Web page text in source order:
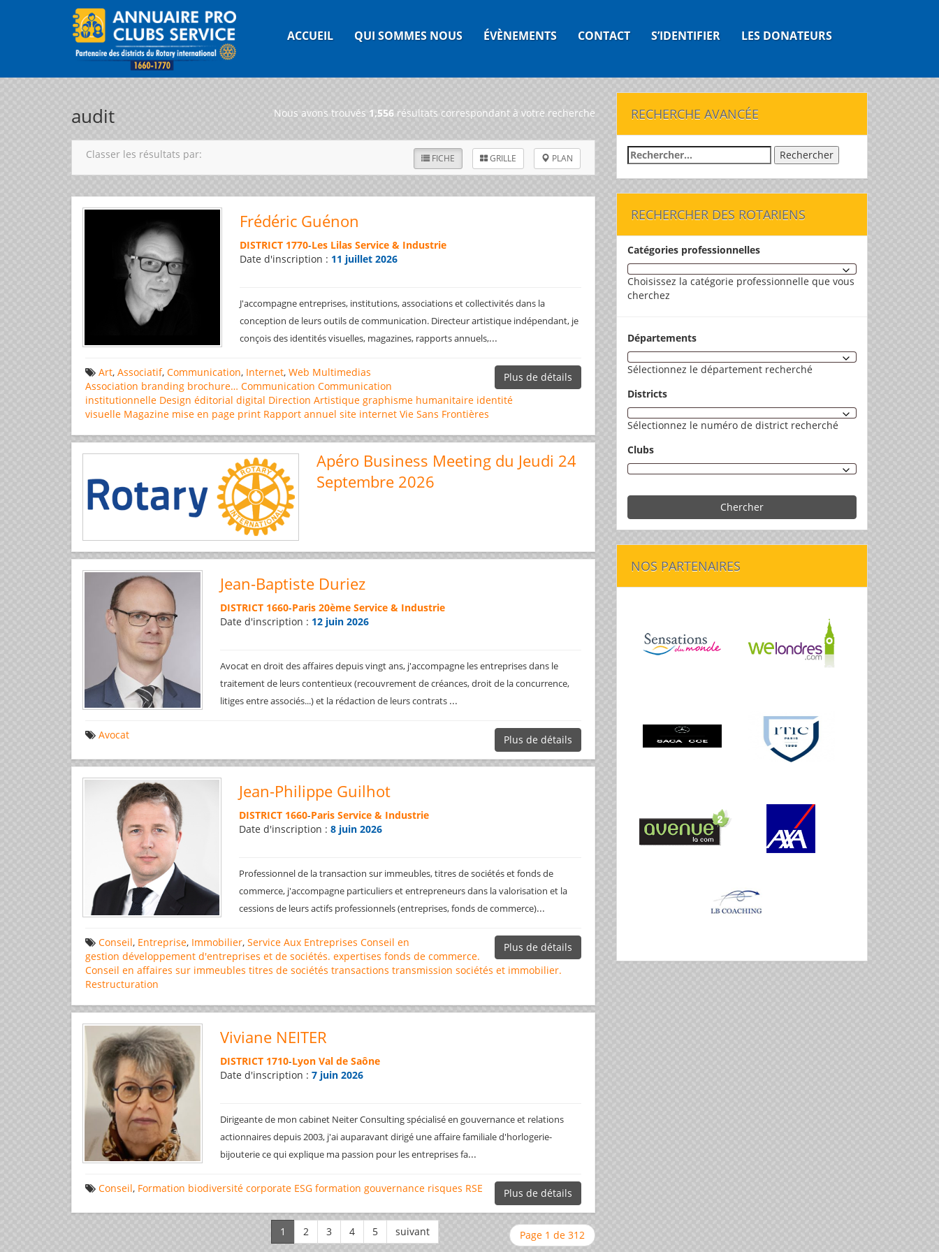
ACCUEIL QUI SOMMES NOUS ÉVÈNEMENTS CONTACT S’IDENTIFIER LES DONATEURS
audit Nous avons trouvés 1,556 résultats correspondant à votre recherche
FICHE GRILLE PLAN
Classer les résultats par:
Frédéric Guénon
DISTRICT 1770-Les Lilas Service & Industrie
Date d'inscription : 11 juillet 2026
J'accompagne entreprises, institutions, associations et collectivités dans la
conception de leurs outils de communication. Directeur artistique indépendant, je
conçois des identités visuelles, magazines, rapports annuels,...
Plus de détails
Art, Associatif, Communication, Internet, Web Multimedias
Association branding brochure… Communication Communication
institutionnelle Design éditorial digital Direction Artistique graphisme humanitaire identité
visuelle Magazine mise en page print Rapport annuel site internet Vie Sans Frontières
Apéro Business Meeting du Jeudi 24
Septembre 2026
Jean-Baptiste Duriez
DISTRICT 1660-Paris 20ème Service & Industrie
Date d'inscription : 12 juin 2026
Avocat en droit des affaires depuis vingt ans, j'accompagne les entreprises dans le
traitement de leurs contentieux (recouvrement de créances, droit de la concurrence,
litiges entre associés...) et la rédaction de leurs contrats ...
Plus de détails
Avocat
Jean-Philippe Guilhot
DISTRICT 1660-Paris Service & Industrie
Date d'inscription : 8 juin 2026
Professionnel de la transaction sur immeubles, titres de sociétés et fonds de
commerce, j'accompagne particuliers et entrepreneurs dans la valorisation et la
cessions de leurs actifs professionnels (entreprises, fonds de commerce)...
Plus de détails
Conseil, Entreprise, Immobilier, Service Aux Entreprises Conseil en
gestion développement d'entreprises et de sociétés. expertises fonds de commerce.
Conseil en affaires sur immeubles titres de sociétés transactions transmission sociétés et immobilier.
Restructuration
Viviane NEITER
DISTRICT 1710-Lyon Val de Saône
Date d'inscription :7 juin 2026
Dirigeante de mon cabinet Neiter Consulting spécialisé en gouvernance et relations
actionnaires depuis 2003, j'ai auparavant dirigé une affaire familiale d'horlogerie-
bijouterie ce qui explique ma passion pour les entreprises fa...
Plus de détails
Conseil, Formation biodiversité corporate ESG formation gouvernance risques RSE
Page 1 de 312
RECHERCHE AVANCÉE
Rechercher :
RECHERCHER DES ROTARIENS
Catégories professionnelles
Choisissez la catégorie professionnelle que vous
cherchez
Départements
Sélectionnez le département recherché
Districts
Sélectionnez le numéro de district recherché
Clubs
Chercher
NOS PARTENAIRES